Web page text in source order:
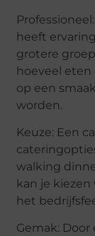
heeft
grotere
hoeveel
op een
worden.
Keuze: Een
walking
kan je
het
Gemak: